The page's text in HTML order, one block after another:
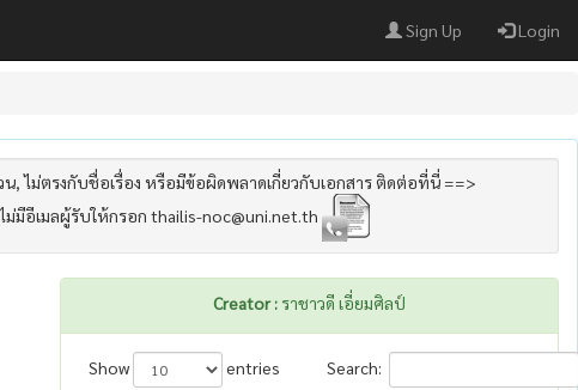
Sign Up Login
น, ไม่ตรงกับชื่อเรื่อง หรือมีข้อผิดพลาดเกี่ยวกับเอกสาร ติดต่อที่นี่ ==>
ม่มีอีเมลผู้รับให้กรอก thailis-noc@uni.net.th
Creator :ราชาวดี เอี่ยมศิลป์
Show entries Search: